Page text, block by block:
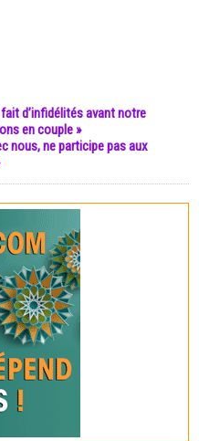
d’infidélités avant notre
en couple »
nous, ne participe pas aux